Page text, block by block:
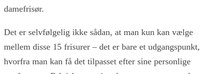
damefrisør.
Det er selvfølgelig ikke sådan, at man kun kan vælge
mellem disse 15 frisurer – det er bare et udgangspunkt,
hvorfra man kan få det tilpasset efter sine personlige